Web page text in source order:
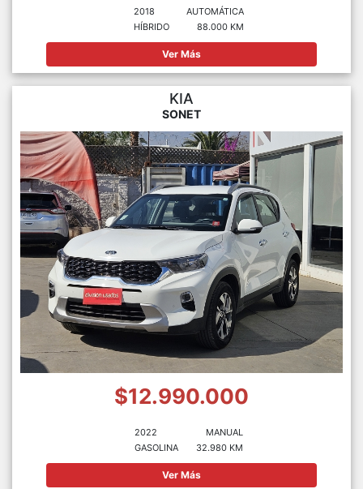
2018
HÍBRIDO
AUTOMÁTICA
88.000 KM
Ver Más
KIA
SONET
$12.990.000
2022
GASOLINA
MANUAL
32.980 KM
Ver Más